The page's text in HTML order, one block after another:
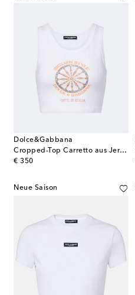
Dolce&Gabbana
Cropped-Top Carretto aus Jersey
€ 350
original price
Neue Saison